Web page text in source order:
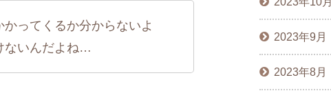
ってくるか分からないよ
ないんだよね…
2023年9月
2023年8月